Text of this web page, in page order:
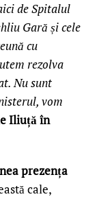
de Spitalul
Gară și cele
cu
rezolva
Nu sunt
vom
Iliuță în
prezența
cale,